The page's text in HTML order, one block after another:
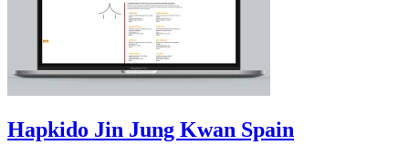
Hapkido Jin Jung Kwan Spain